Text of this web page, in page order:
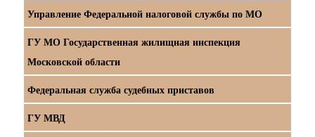
Управление Федеральной налоговой службы по МО
ГУ МО Государственная жилищная инспекция
Московской области
Федеральная служба судебных приставов
ГУ МВД